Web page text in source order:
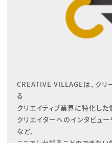
CREATIVE VILLAGEは、ク
る
クリエイティブ業界に特化した
クリエイターへのインタビュー
など、